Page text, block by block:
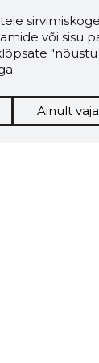
või sisu
Ainult